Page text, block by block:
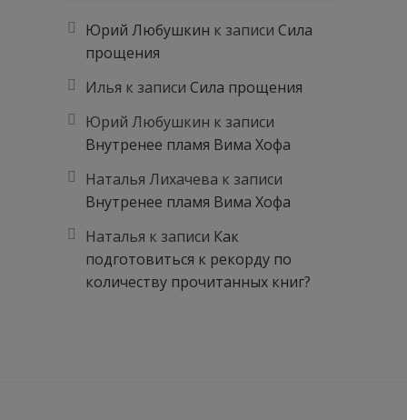
Юрий Любушкин к записи Сила
прощения
Илья к записи Сила прощения
Юрий Любушкин к записи
Внутренее пламя Вима Хофа
Наталья Лихачева к записи
Внутренее пламя Вима Хофа
Наталья к записи Как
подготовиться к рекорду по
количеству прочитанных книг?